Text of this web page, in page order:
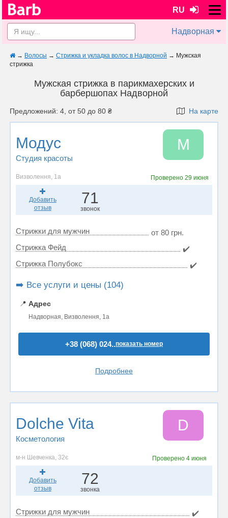
RU
Надворная
→ Волосы → Стрижка и укладка волос в Надворной → Мужская
стрижка
Мужская стрижка в парикмахерских и
барбершопах Надворной
Предложений: 4, от 50 до 80 ₴ На карте
Модус
Студия красоты
М
Визволення, 1а Проверено 29 июня
Добавить
отзыв
71
звонок
Стрижки для мужчин
от 80 грн.
Стрижка Фейд
✔️
Стрижка Полубокс
✔️
➡️ Все услуги и цены (104)
📍 Адрес
Надворная, Визволення, 1а
+38 (068) 024..показать номер
Подробнее
Dolche Vita
Косметология
D
м-н Шевченка, 32є Проверено4 июня
Добавить
отзыв
72
звонка
Стрижки для мужчин
✔️